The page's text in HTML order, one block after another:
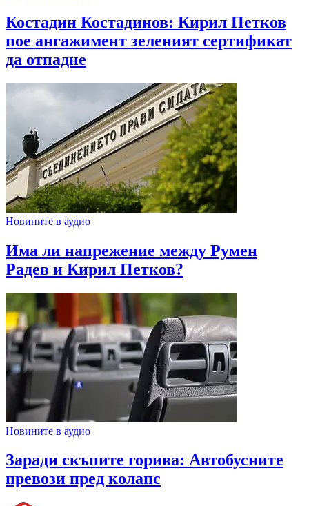
Костадин Костадинов: Кирил Петков
пое ангажимент зеленият сертификат
да отпадне
Новините в аудио
Има ли напрежение между Румен
Радев и Кирил Петков?
Новините в аудио
Заради скъпите горива: Автобусните
превози пред колапс